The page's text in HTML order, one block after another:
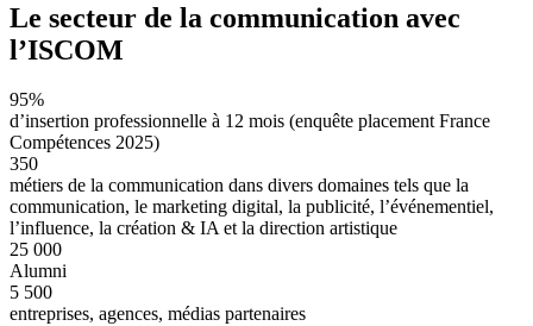
Le secteur de la communication avec
l’ISCOM
95%
d’insertion professionnelle à 12 mois (enquête placement France
Compétences 2025)
350
métiers de la communication dans divers domaines tels que la
communication, le marketing digital, la publicité, l’événementiel,
l’influence, la création & IA et la direction artistique
25 000
Alumni
5 500
entreprises, agences, médias partenaires